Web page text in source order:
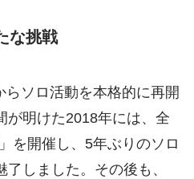
な挑戦
ソロ活動を本格的に再開
が明けた2018年には、全
を開催し、5年ぶりのソロ
しました。その後も、